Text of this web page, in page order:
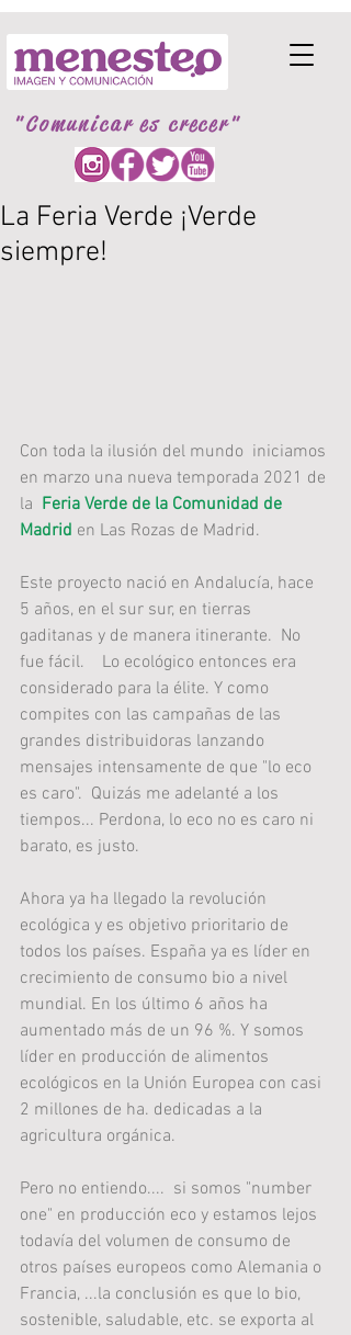
"Comunicar es crecer"
La Feria Verde ¡Verde
siempre!
Con toda la ilusión del mundo  iniciamos
en marzo una nueva temporada 2021 de
la Feria Verde de la Comunidad de
Madrid en Las Rozas de Madrid.
Este proyecto nació en Andalucía, hace
5 años, en el sur sur, en tierras
gaditanas y de manera itinerante.  No
fue fácil.    Lo ecológico entonces era
considerado para la élite. Y como
compites con las campañas de las
grandes distribuidoras lanzando
mensajes intensamente de que "lo eco
es caro".  Quizás me adelanté a los
tiempos... Perdona, lo eco no es caro ni
barato, es justo.
Ahora ya ha llegado la revolución
ecológica y es objetivo prioritario de
todos los países. España ya es líder en
crecimiento de consumo bio a nivel
mundial. En los último 6 años ha
aumentado más de un 96 %. Y somos
líder en producción de alimentos
ecológicos en la Unión Europea con casi
2 millones de ha. dedicadas a la
agricultura orgánica.
Pero no entiendo....  si somos "number
one" en producción eco y estamos lejos
todavía del volumen de consumo de
otros países europeos como Alemania o
Francia, ...la conclusión es que lo bio,
sostenible, saludable, etc. se exporta al